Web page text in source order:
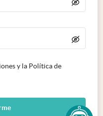
y la Política de